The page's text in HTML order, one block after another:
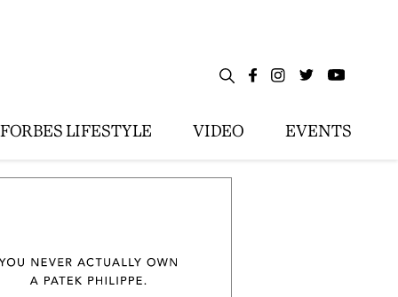
FORBES LIFESTYLE VIDEO EVENTS